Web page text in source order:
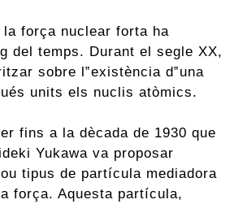
la força nuclear forta ha
del temps. Durant el segle XX,
sobre l‟existència d‟una
units els nuclis atòmics.
fins a la dècada de 1930 que
Yukawa va proposar
tipus de partícula mediadora
força. Aquesta partícula,